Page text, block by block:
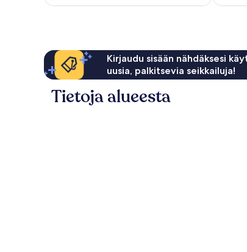
Kirjaudu sisään nähdäksesi
uusia, palkitsevia seikkailuja!
Tietoja alueesta